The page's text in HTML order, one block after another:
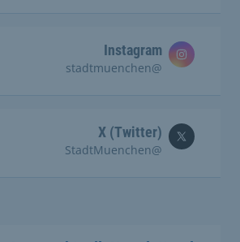
Instagram
@stadtmuenchen
X (Twitter)
@StadtMuenchen